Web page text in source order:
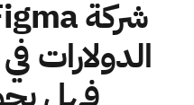
الدولارات